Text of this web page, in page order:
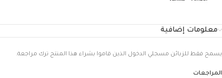
معلومات إضافية
المراجعات
يسمح فقط للزبائن مسجلي الدخول الذين قاموا بشراء هذا المنتج ترك مراجعة.